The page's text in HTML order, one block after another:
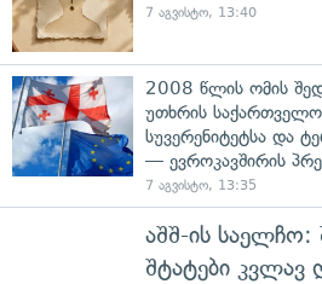
7 აგვისტო, 13:40
2008 წლის ომის
უთხრის
სუვერენიტეტსა და
— ევროკავშირის
7 აგვისტო, 13:35
აშშ-ის
შტატები კვლავ